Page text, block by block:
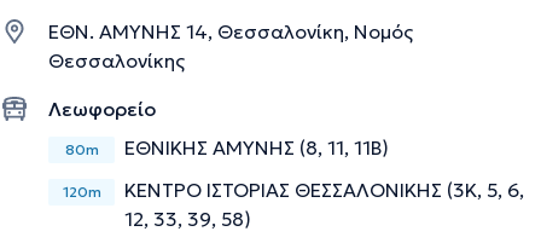
ΕΘΝ. ΑΜΥΝΗΣ 14, Θεσσαλονίκη, Νομός
Θεσσαλονίκης
Λεωφορείο
80m ΕΘΝΙΚΗΣ ΑΜΥΝΗΣ (8, 11, 11Β)
120m
ΚΕΝΤΡΟ ΙΣΤΟΡΙΑΣ ΘΕΣΣΑΛΟΝΙΚΗΣ (3Κ, 5, 6,
12, 33, 39, 58)